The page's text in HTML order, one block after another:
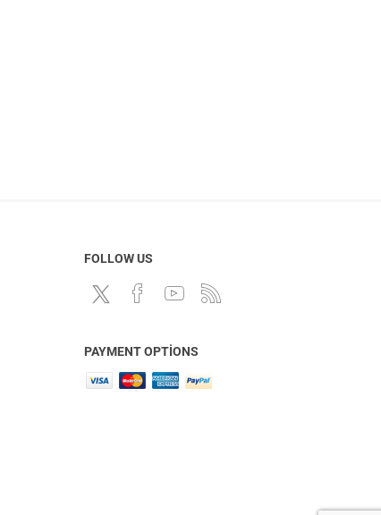
FOLLOW US
PAYMENT OPTIONS